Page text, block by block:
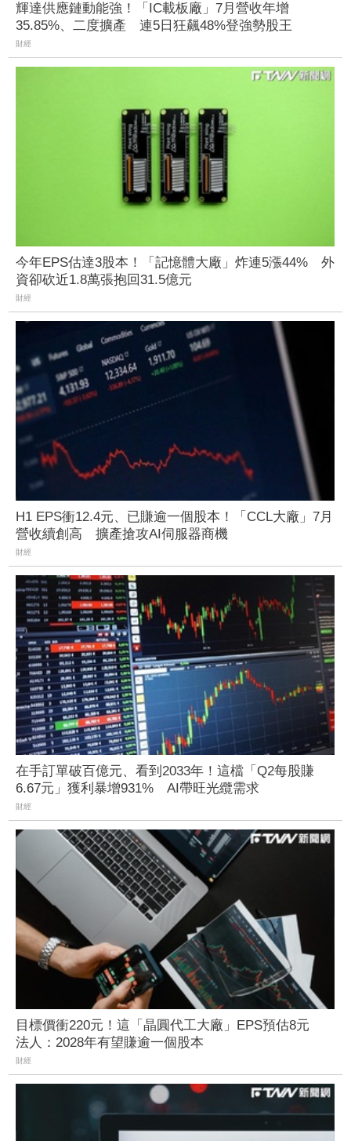
輝達供應鏈動能強！「IC載板廠」7月營收年增
35.85%、二度擴產 連5日狂飆48%登強勢股王
財經
今年EPS估達3股本！「記憶體大廠」炸連5漲44% 外
資卻砍近1.8萬張抱回31.5億元
財經
H1 EPS衝12.4元、已賺逾一個股本！「CCL大廠」7月
營收續創高 擴產搶攻AI伺服器商機
財經
在手訂單破百億元、看到2033年！這檔「Q2每股賺
6.67元」獲利暴增931% AI帶旺光纜需求
財經
目標價衝220元！這「晶圓代工大廠」EPS預估8元
法人：2028年有望賺逾一個股本
財經